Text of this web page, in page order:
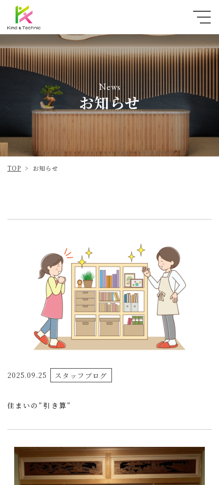
News
お知らせ
TOP > お知らせ
2025.09.25 スタッフブログ
住まいの”引き算”